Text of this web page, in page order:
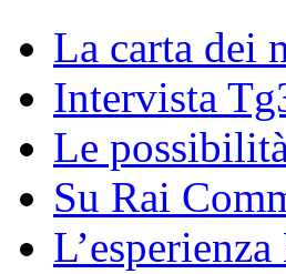
La carta dei
Intervista
Le
Su Rai